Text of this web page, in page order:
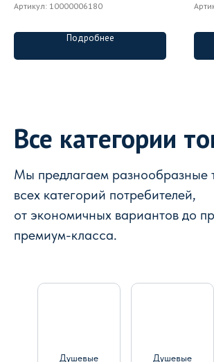
Артикул: 10000006180
Подробнее
Все категории
Мы предлагаем разнообразные
всех категорий потребителей,
от экономичных вариантов до
премиум-класса.
Душевые Душевые